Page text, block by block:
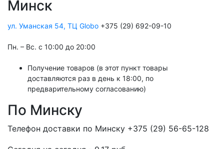
Минск
ул. Уманская 54, ТЦ Globo +375 (29) 692-09-10
Пн. – Вс. с 10:00 до 20:00
Получение товаров (в этот пункт товары
доставляются раз в день к 18:00, по
предварительному согласованию)
По Минску
Телефон доставки по Минску +375 (29) 56-65-128